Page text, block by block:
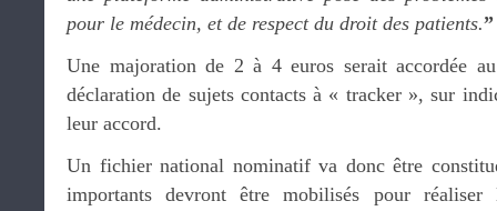
pour le médecin, et de respect du droit des patients.
Une majoration de 2 à 4 euros serait accordée
déclaration de sujets contacts à « tracker », sur
leur accord.
Un fichier national nominatif va donc être
importants devront être mobilisés pour réaliser